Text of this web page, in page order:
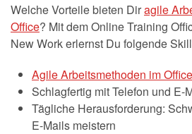
Welche Vorteile bieten Diragile
Office? Mit dem Online Training
New Work erlernst Du folgende
Agile Arbeitsmethoden im Office
Schlagfertig mit Telefon und E-
Tägliche Herausforderung:
E-Mails meistern